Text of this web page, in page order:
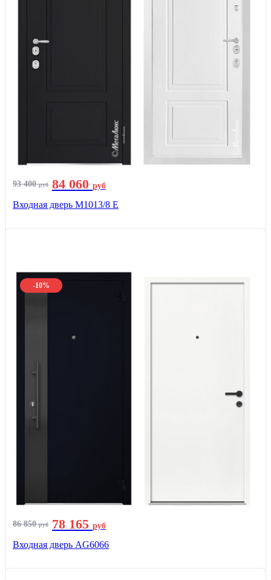
93 400руб 84 060 руб
Входная дверь М1013/8 E
-10%
86 850руб 78 165 руб
Входная дверь AG6066